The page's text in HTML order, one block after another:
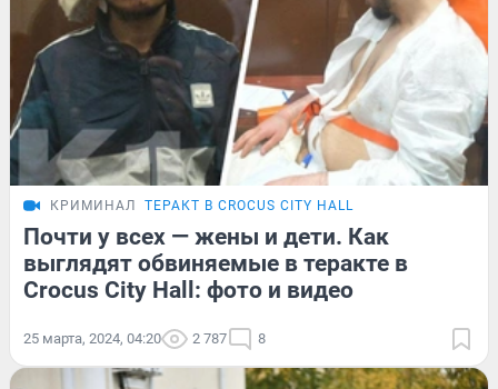
КРИМИНАЛ ТЕРАКТ В CROCUS CITY HALL
Почти у всех — жены и дети. Как
выглядят обвиняемые в теракте в
Crocus City Hall: фото и видео
25 марта, 2024, 04:20 2 787 8